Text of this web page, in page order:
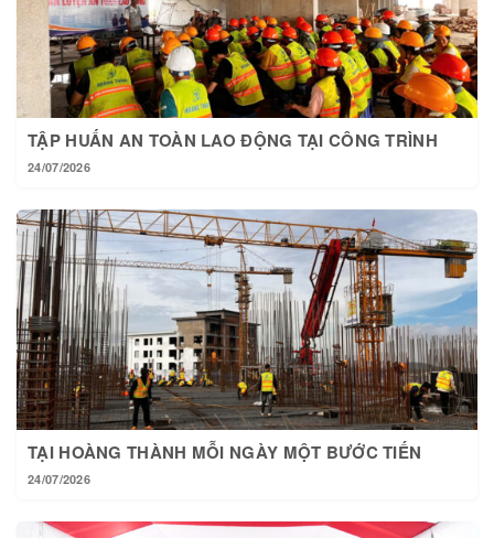
TẬP HUẤN AN TOÀN LAO ĐỘNG TẠI CÔNG TRÌNH
24/07/2026
TẠI HOÀNG THÀNH MỖI NGÀY MỘT BƯỚC TIẾN
24/07/2026